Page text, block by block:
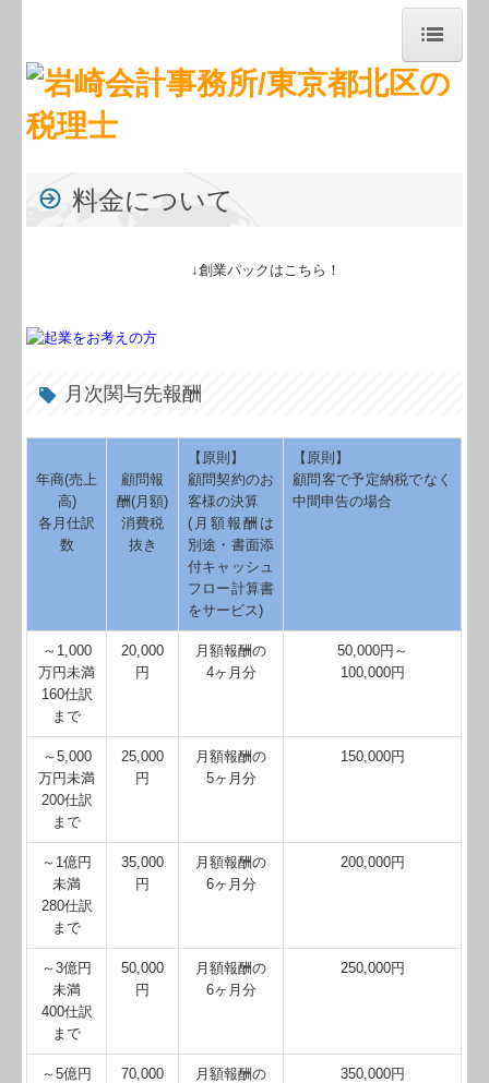
トップページ
お知らせ
関連リンク
リンク集
補助金・助成金・融資情報
関与先向け融資商品ご紹介
経営者お役立ち情報
経営者オススメ情報
税務カレンダー
税務Q&A
社長メニューASP版
TKCシステムQ&A
起業をお考えの方へ
料金について
↓創業パックはこちら！
月次関与先報酬
年商(売上
高)
各月仕訳
数
顧問報
酬(月額)
消費税
抜き
【原則】
顧問契約のお
客様の決算
(月額報酬は
別途・書面添
付キャッシュ
フロー計算書
をサービス)
【原則】
顧問客で予定納税でなく
中間申告の場合
～1,000
万円未満
160仕訳
まで
20,000
円
月額報酬の
4ヶ月分
50,000円～
100,000円
～5,000
万円未満
200仕訳
まで
25,000
円
月額報酬の
5ヶ月分
150,000円
～1億円
未満
280仕訳
まで
35,000
円
月額報酬の
6ヶ月分
200,000円
～3億円
未満
400仕訳
まで
50,000
円
月額報酬の
6ヶ月分
250,000円
～5億円
70,000
月額報酬の
350,000円